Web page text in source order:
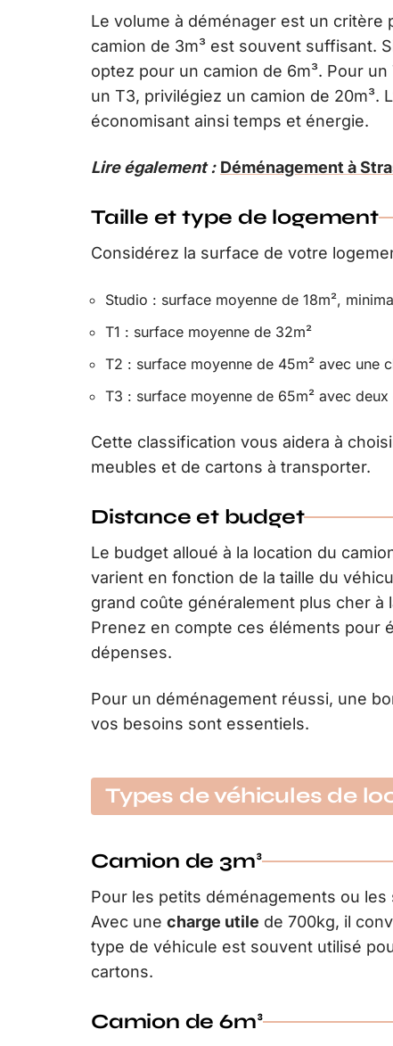
Le volume à déménager est un critère
camion de 3m³ est souvent suffisant.
optez pour un camion de 6m³. Pour
un T3, privilégiez un camion de 20m³.
économisant ainsi temps et énergie.
Lire également : Déménagement à
Taille et type de logement
Considérez la surface de votre
Studio : surface moyenne de 18m²,
T1 : surface moyenne de 32m²
T2 : surface moyenne de 45m² avec une
T3 : surface moyenne de 65m² avec
Cette classification vous aidera à
meubles et de cartons à transporter.
Distance et budget
Le budget alloué à la location du
varient en fonction de la taille du
grand coûte généralement plus cher à
Prenez en compte ces éléments pour
dépenses.
Pour un déménagement réussi, une
vos besoins sont essentiels.
Types de véhicules de
Camion de 3m³
Pour les petits déménagements ou
Avec une charge utile de 700kg, il
type de véhicule est souvent utilisé
cartons.
Camion de 6m³